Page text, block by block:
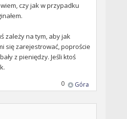
czy jak w przypadku
zależy na tym, aby jak
się zarejestrować, poproście
z pieniędzy. Jeśli ktoś
Góra
0